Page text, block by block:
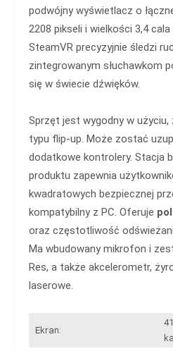
podwójny wyświetlacz o
2208 pikseli i wielkości 3,4
SteamVR precyzyjnie śledzi
zintegrowanym słuchawkom
się w świecie dźwięków.
Sprzęt jest wygodny w
typu flip-up. Może zostać
dodatkowe kontrolery. Stacja
produktu zapewnia
kwadratowych bezpiecznej
kompatybilny z PC. Oferuje
oraz częstotliwość
Ma wbudowany mikrofon i
Res, a także akcelerometr,
laserowe.
Ekran: